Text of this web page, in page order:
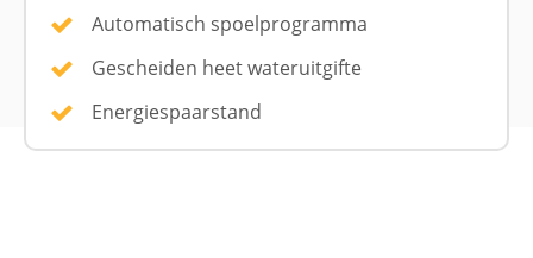
Automatisch spoelprogramma
Gescheiden heet wateruitgifte
Energiespaarstand